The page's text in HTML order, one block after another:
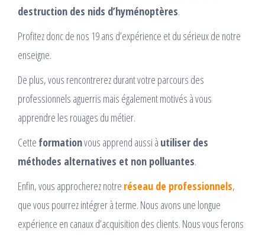
destruction des nids d’hyménoptères.
Profitez donc de nos 19 ans d’expérience et du sérieux de notre
enseigne.
De plus, vous rencontrerez durant votre parcours des
professionnels aguerris mais également motivés à vous
apprendre les rouages du métier.
Cette formationvous apprend aussi à utiliser des
méthodes alternatives et non polluantes.
Enfin, vous approcherez notre réseau de professionnels,
que vous pourrez intégrer à terme. Nous avons une longue
expérience en canaux d’acquisition des clients. Nous vous ferons